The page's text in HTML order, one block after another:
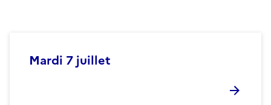
Mardi 7 juillet